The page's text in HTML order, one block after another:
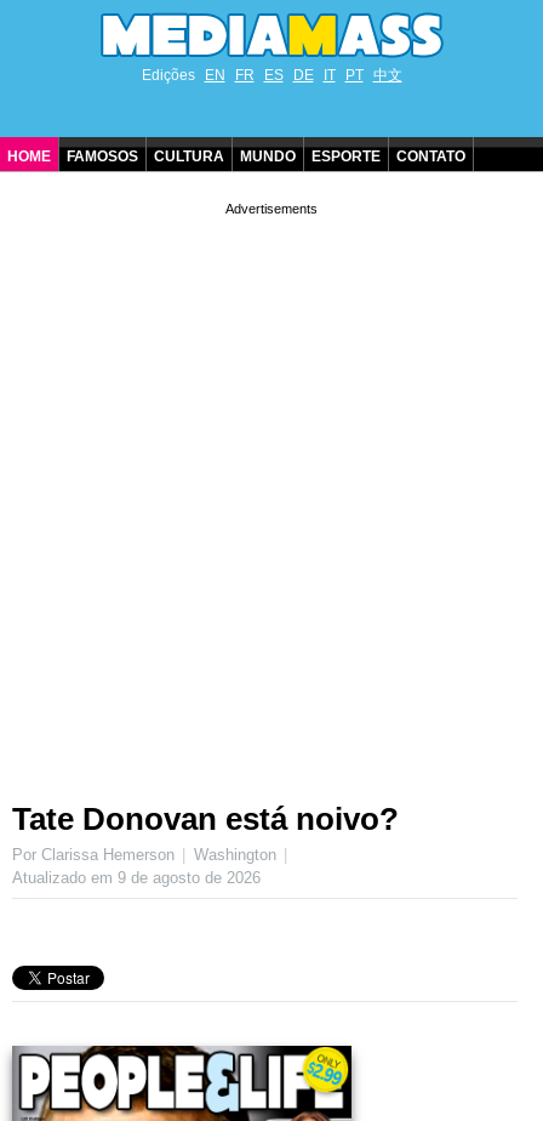
Edições EN FR ES DE IT PT 中文
HOME FAMOSOS CULTURA MUNDO ESPORTE CONTATO
Tate Donovan está noivo?
Por Clarissa Hemerson
Washington
Atualizado em 9 de agosto de 2026